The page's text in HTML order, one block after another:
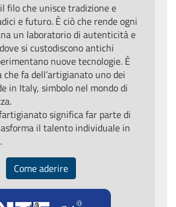
filo che unisce tradizione e
e futuro. È ciò che rende ogni
un laboratorio di autenticità e
si custodiscono antichi
nuove tecnologie. È
fa dell’artigianato uno dei
in Italy, simbolo nel mondo di
significa far parte di
il talento individuale in
Come aderire